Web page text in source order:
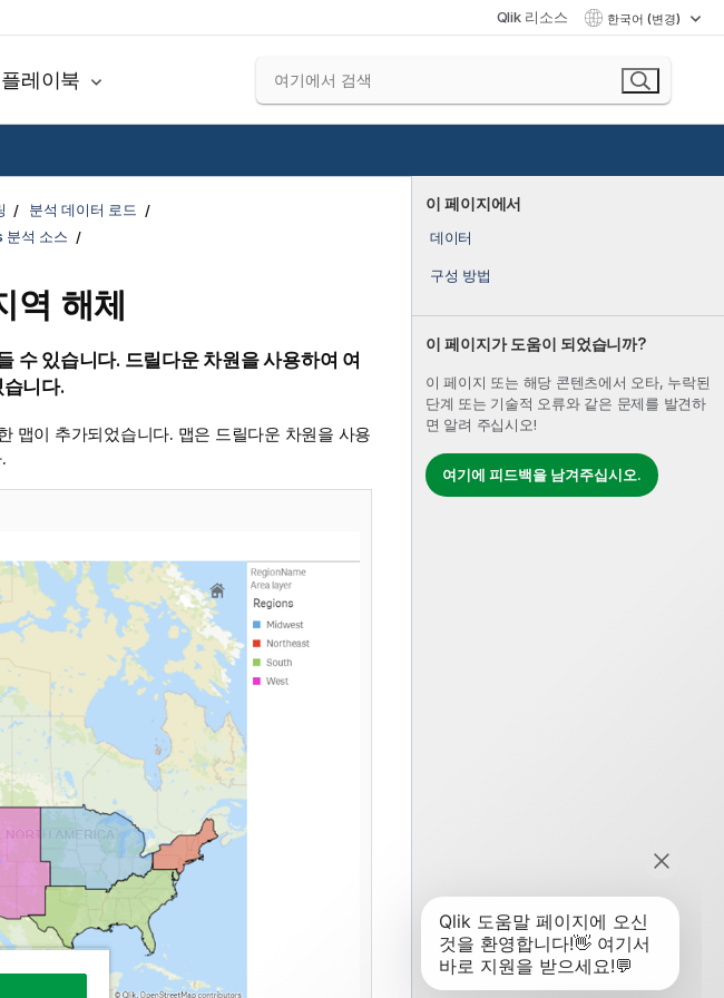
Qlik 리소스 한국어 (변경)
플레이북
이 페이지에서
데이터
구성 방법
이 페이지가 도움이 되었습니까?
이 페이지 또는 해당 콘텐츠에서 오타, 누락된
단계 또는 기술적 오류와 같은 문제를 발견하
면 알려 주십시오!
여기에 피드백을 남겨주십시오.
분석 데이터 로드
분석 소스
역 해체
수 있습니다. 드릴다운 차원을 사용하여 여
니다.
맵이 추가되었습니다. 맵은 드릴다운 차원을 사용